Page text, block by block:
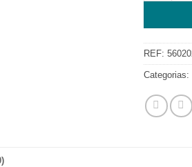
REF:
Categorias: